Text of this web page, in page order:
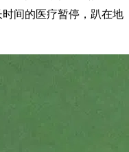
间的医疗暂停，趴在地